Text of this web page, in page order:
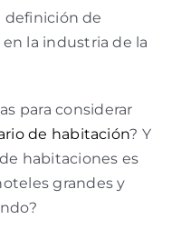
definición de
en la industria de la
para considerar
de habitación? Y
de habitaciones es
grandes y